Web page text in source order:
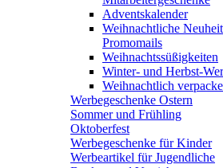
Adventskalender
Weihnachtliche
Promomails
Weihnachtssüßigkeiten
Winter- und Herbst-
Weihnachtlich
Werbegeschenke Ostern
Sommer und Frühling
Oktoberfest
Werbegeschenke für Kinder
Werbeartikel für Jugendliche